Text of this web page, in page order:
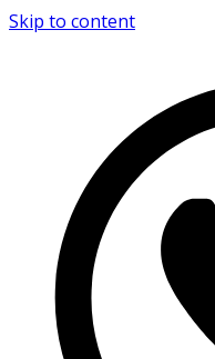
Skip to content